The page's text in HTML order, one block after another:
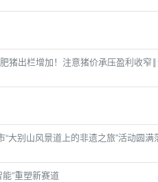
猪出栏增加！注意猪价承压盈利收窄
大别山风景道上的非遗之旅”活动圆满
”重塑新赛道